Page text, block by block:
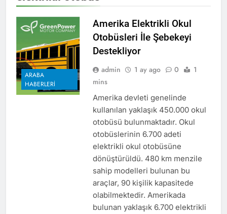
ARABA
HABERLERI
Amerika Elektrikli Okul
Otobüsleri İle Şebekeyi
Destekliyor
admin 1 ay ago 0
1
mins
Amerika devleti genelinde
kullanılan yaklaşık 450.000 okul
otobüsü bulunmaktadır. Okul
otobüslerinin 6.700 adeti
elektrikli okul otobüsüne
dönüştürüldü. 480 km menzile
sahip modelleri bulunan bu
araçlar, 90 kişilik kapasitede
olabilmektedir. Amerikada
bulunan yaklaşık 6.700 elektrikli